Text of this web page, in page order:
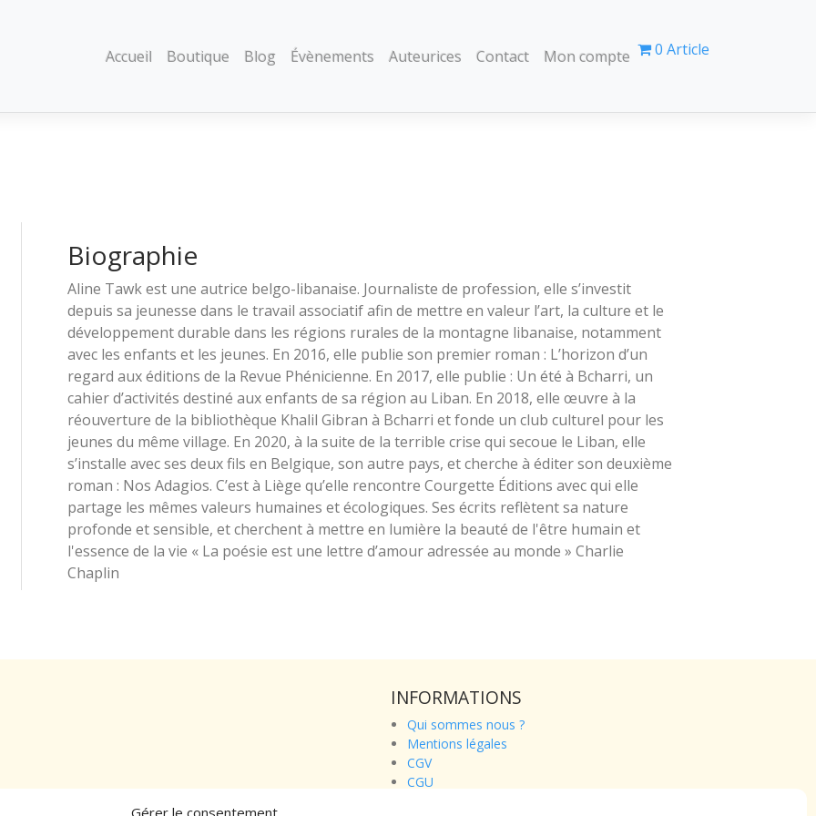
Gérer le consentement
Accueil Boutique Blog Évènements Auteurices Contact Mon compte 0 Article
Biographie
Aline Tawk est une autrice belgo-libanaise. Journaliste de profession, elle s’investit
depuis sa jeunesse dans le travail associatif afin de mettre en valeur l’art, la culture et le
développement durable dans les régions rurales de la montagne libanaise, notamment
avec les enfants et les jeunes. En 2016, elle publie son premier roman : L’horizon d’un
regard aux éditions de la Revue Phénicienne. En 2017, elle publie : Un été à Bcharri, un
cahier d’activités destiné aux enfants de sa région au Liban. En 2018, elle œuvre à la
réouverture de la bibliothèque Khalil Gibran à Bcharri et fonde un club culturel pour les
jeunes du même village. En 2020, à la suite de la terrible crise qui secoue le Liban, elle
s’installe avec ses deux fils en Belgique, son autre pays, et cherche à éditer son deuxième
roman : Nos Adagios. C’est à Liège qu’elle rencontre Courgette Éditions avec qui elle
partage les mêmes valeurs humaines et écologiques. Ses écrits reflètent sa nature
profonde et sensible, et cherchent à mettre en lumière la beauté de l'être humain et
l'essence de la vie « La poésie est une lettre d’amour adressée au monde » Charlie
Chaplin
INFORMATIONS
Qui sommes nous ?
Mentions légales
CGV
CGU